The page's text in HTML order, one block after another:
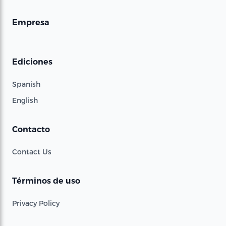
Empresa
Ediciones
Spanish
English
Contacto
Contact Us
Términos de uso
Privacy Policy